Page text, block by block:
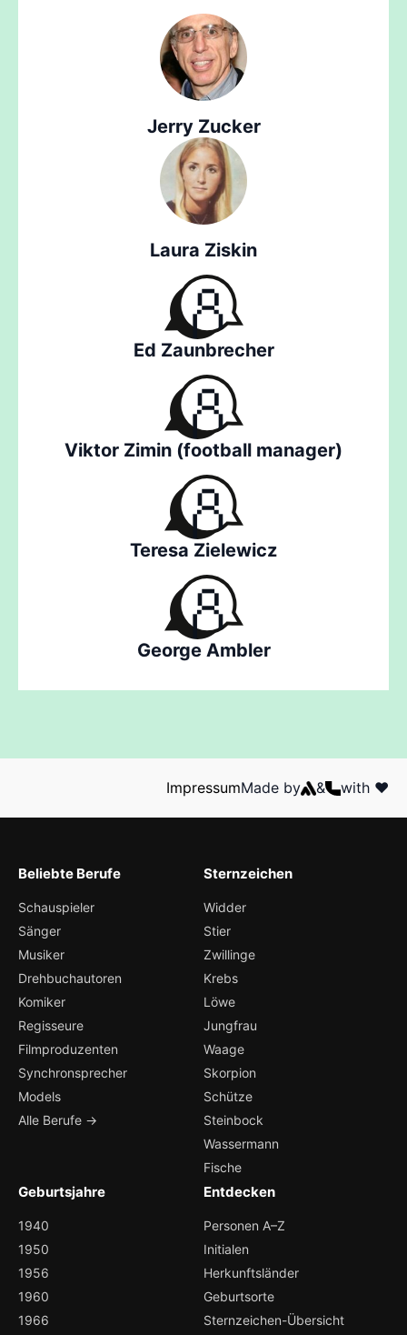
Jerry Zucker
Laura Ziskin
Ed Zaunbrecher
Viktor Zimin (football manager)
Teresa Zielewicz
George Ambler
ImpressumMade by & with ❤️
Beliebte Berufe
Schauspieler
Sänger
Musiker
Drehbuchautoren
Komiker
Regisseure
Filmproduzenten
Synchronsprecher
Models
Alle Berufe →
Sternzeichen
Widder
Stier
Zwillinge
Krebs
Löwe
Jungfrau
Waage
Skorpion
Schütze
Steinbock
Wassermann
Fische
Geburtsjahre
1940
1950
1956
1960
1966
Entdecken
Personen A–Z
Initialen
Herkunftsländer
Geburtsorte
Sternzeichen-Übersicht